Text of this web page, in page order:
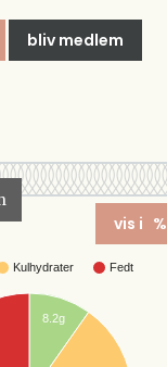
bliv medlem
vis i %
Kulhydrater Fedt
8.2g